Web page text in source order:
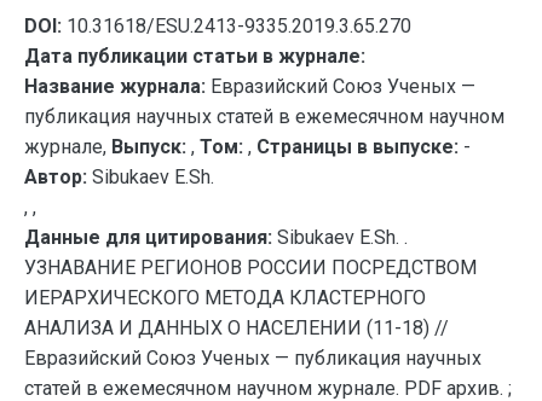
DOI: 10.31618/ESU.2413-9335.2019.3.65.270
Дата публикации статьи в журнале:
Название журнала: Евразийский Союз Ученых —
публикация научных статей в ежемесячном научном
журнале, Выпуск: , Том: , Страницы в выпуске: -
Автор: Sibukaev E.Sh.
, ,
Данные для цитирования: Sibukaev E.Sh. .
УЗНАВАНИЕ РЕГИОНОВ РОССИИ ПОСРЕДСТВОМ
ИЕРАРХИЧЕСКОГО МЕТОДА КЛАСТЕРНОГО
АНАЛИЗА И ДАННЫХ О НАСЕЛЕНИИ (11-18) //
Евразийский Союз Ученых — публикация научных
статей в ежемесячном научном журнале. PDF архив. ;